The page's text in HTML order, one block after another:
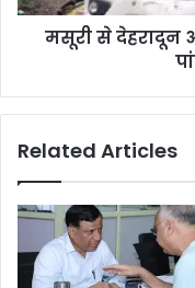
मसूरी से देहरादून
Related Articles